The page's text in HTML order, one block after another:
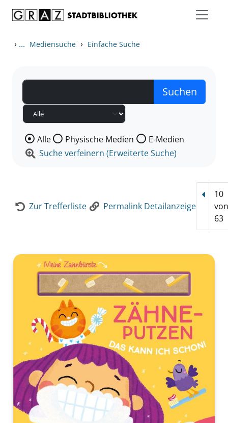
› ... Mediensuche › Einfache Suche
Wählen Sie die Medienart nach der Sie suchen wollen.
Alle Physische Medien
E-Medien
Suche verfeinern (Erweiterte Suche)
Zur Trefferliste Permalink Detailanzeige
10
von
63